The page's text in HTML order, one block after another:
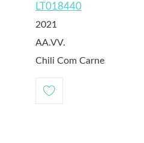
LT018440
2021
AA.VV.
Chili Com Carne